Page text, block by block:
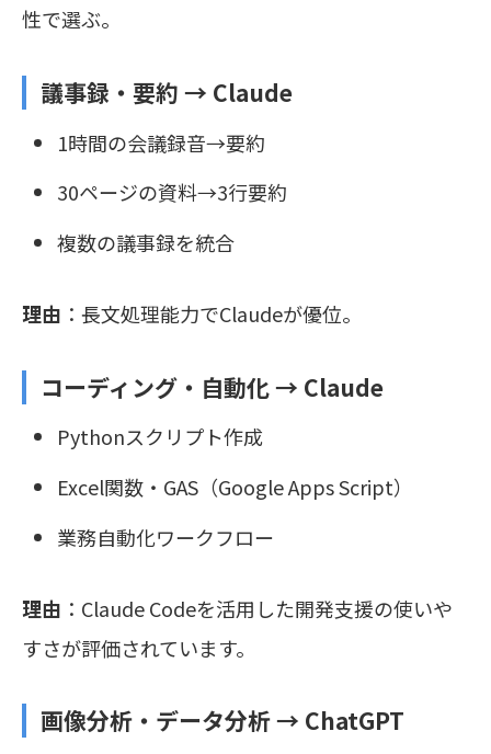
性で選ぶ。
議事録・要約 → Claude
1時間の会議録音→要約
30ページの資料→3行要約
複数の議事録を統合
理由 ：長文処理能力でClaudeが優位。
コーディング・自動化 → Claude
Pythonスクリプト作成
Excel関数・GAS（Google Apps Script）
業務自動化ワークフロー
理由 ：Claude Codeを活用した開発支援の使いや
すさが評価されています。
画像分析・データ分析 → ChatGPT